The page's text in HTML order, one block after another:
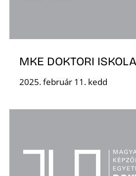
MKE DOKTORI
2025. február 11. kedd